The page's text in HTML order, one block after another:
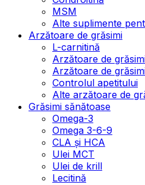
MSM
Alte suplimente
Arzătoare de grăsimi
L-carnitină
Arzătoare de
Arzătoare de
Controlul apetitului
Alte arzătoare de
Grăsimi sănătoase
Omega-3
Omega 3-6-9
CLA şi HCA
Ulei MCT
Ulei de krill
Lecitină